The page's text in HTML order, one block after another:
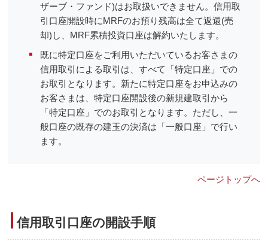
ザーブ・ファンド)はお取扱いできません。信用取
引口座開設時にMRFのお預り残高は全て返還(売
却)し、MRF累積投資口座は解約いたします。
既に特定口座をご利用いただいているお客さまの
信用取引による取引は、すべて「特定口座」での
お取引となります。新たに特定口座をお申込みの
お客さまは、特定口座開設後の新規建取引から
「特定口座」でのお取引となります。ただし、一
般口座の既存の建玉の決済は「一般口座」で行い
ます。
ページトップへ
信用取引口座の開設手順